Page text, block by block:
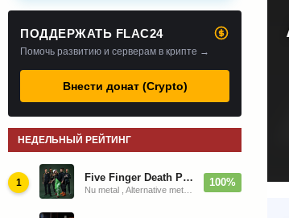
ПОДДЕРЖАТЬ FLAC24
Помочь развитию и серверам в крипте →
Внести донат (Crypto)
НЕДЕЛЬНЫЙ РЕЙТИНГ
1 Five Finger Death Punch - Дискография (2008-2026) 100%